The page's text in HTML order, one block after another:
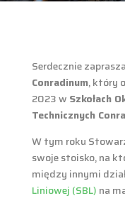
Serdecznie
Conradinum, który
2023 w Szkołach
Technicznych
W tym roku
swoje stoisko, na
między innymi
Liniowej (SBL) na